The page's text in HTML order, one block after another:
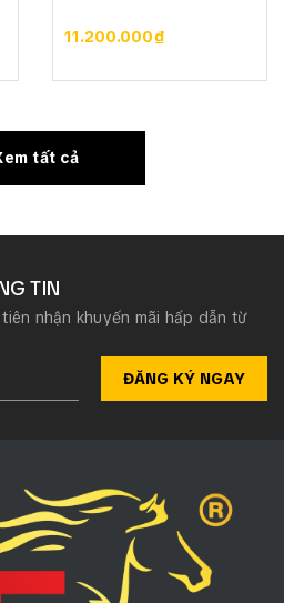
11.200.000₫
tất cả
TIN
nhận khuyến mãi hấp dẫn từ
ĐĂNG KÝ NGAY